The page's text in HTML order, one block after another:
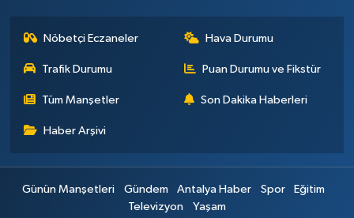
Nöbetçi Eczaneler Hava Durumu
Trafik Durumu Puan Durumu ve Fikstür
Tüm Manşetler Son Dakika Haberleri
Haber Arşivi
Günün Manşetleri Gündem Antalya Haber Spor
Eğitim
Televizyon
Yaşam